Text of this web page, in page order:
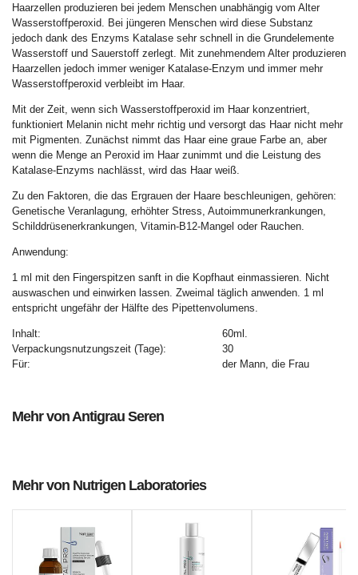
Haarzellen produzieren bei jedem Menschen unabhängig vom Alter
Wasserstoffperoxid. Bei jüngeren Menschen wird diese Substanz
jedoch dank des Enzyms Katalase sehr schnell in die Grundelemente
Wasserstoff und Sauerstoff zerlegt. Mit zunehmendem Alter produzieren
Haarzellen jedoch immer weniger Katalase-Enzym und immer mehr
Wasserstoffperoxid verbleibt im Haar.
Mit der Zeit, wenn sich Wasserstoffperoxid im Haar konzentriert,
funktioniert Melanin nicht mehr richtig und versorgt das Haar nicht mehr
mit Pigmenten. Zunächst nimmt das Haar eine graue Farbe an, aber
wenn die Menge an Peroxid im Haar zunimmt und die Leistung des
Katalase-Enzyms nachlässt, wird das Haar weiß.
Zu den Faktoren, die das Ergrauen der Haare beschleunigen, gehören:
Genetische Veranlagung, erhöhter Stress, Autoimmunerkrankungen,
Schilddrüsenerkrankungen, Vitamin-B12-Mangel oder Rauchen.
Anwendung:
1 ml mit den Fingerspitzen sanft in die Kopfhaut einmassieren. Nicht
auswaschen und einwirken lassen. Zweimal täglich anwenden. 1 ml
entspricht ungefähr der Hälfte des Pipettenvolumens.
Inhalt:
60ml.
Verpackungsnutzungszeit (Tage):
30
Für:
der Mann, die Frau
Mehr von Antigrau Seren
Mehr von Nutrigen Laboratories